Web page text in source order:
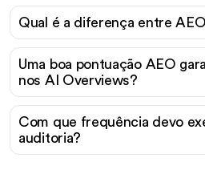
Qual é a diferença entre
Uma boa pontuação AEO
nos AI Overviews?
Com que frequência devo
auditoria?